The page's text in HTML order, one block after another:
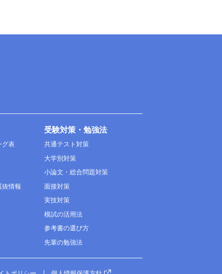
グ表
抜情報
受験対策・勉強法
共通テスト対策
大学別対策
小論文・総合問題対策
面接対策
実技対策
模試の活用法
参考書の選び方
先輩の勉強法